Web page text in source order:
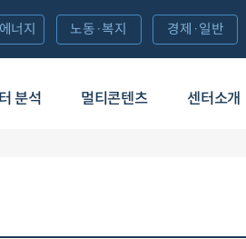
분석 멀티콘텐츠 센터소개
너지 노동·복지 경제·일반